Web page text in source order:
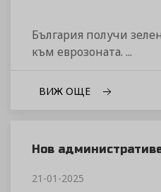
България получи
към еврозоната. ...
ВИЖ ОЩЕ
Нов
21-01-2025